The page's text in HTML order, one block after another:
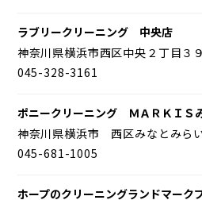
ラブリークリーニング 中央店
神奈川県横浜市西区中央２丁目３
045-328-3161
ポニークリーニング ＭＡＲＫＩＳ
神奈川県横浜市 西区みなとみら
045-681-1005
ホープのクリーニングランドマーク